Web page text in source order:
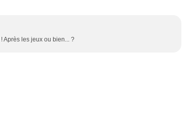
Après les jeux ou bien... ?